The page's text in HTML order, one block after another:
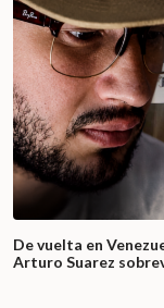
De vuelta en
Arturo Suarez